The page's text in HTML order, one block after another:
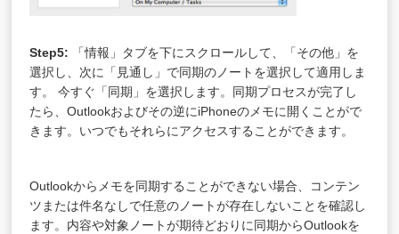
Step5:
「情報」タブを下にスクロールして、「その他」を
選択し、次に「見通し」で同期のノートを選択して適用しま
す。 今すぐ「同期」を選択します。同期プロセスが完了し
たら、Outlookおよびその逆にiPhoneのメモに開くことがで
きます。いつでもそれらにアクセスすることができます。
Outlookからメモを同期することができない場合、コンテン
ツまたは件名なしで任意のノートが存在しないことを確認し
ます。内容や対象ノートが期待どおりに同期からOutlookを